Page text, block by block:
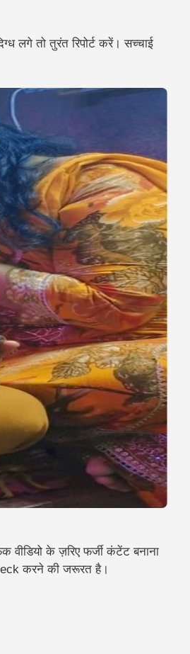
लगे तो तुरंत रिपोर्ट करें। सच्चाई
वीडियो के ज़रिए फर्जी कंटेंट बनाना
करने की जरूरत है।